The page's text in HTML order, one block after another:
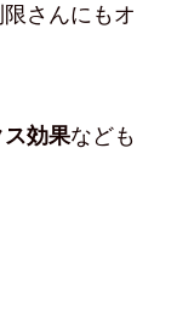
さんにもオ
ス効果なども